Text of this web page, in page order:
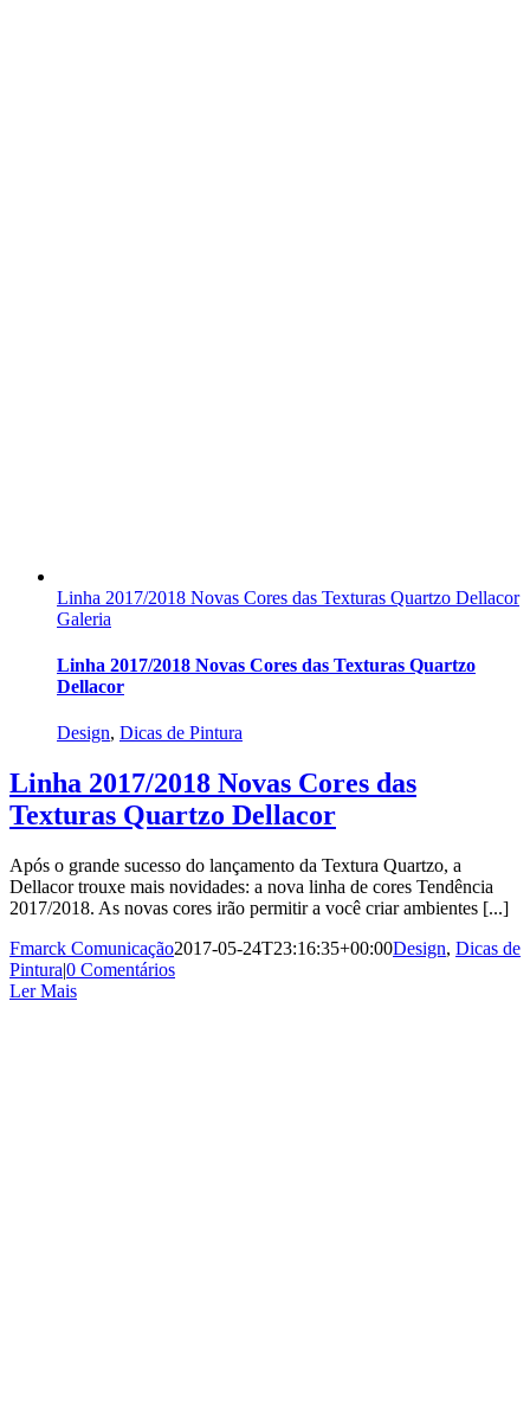
Linha 2017/2018 Novas Cores das Texturas Quartzo Dellacor
Galeria
Linha 2017/2018 Novas Cores das Texturas Quartzo
Dellacor
Design, Dicas de Pintura
Linha 2017/2018 Novas Cores das
Texturas Quartzo Dellacor
Após o grande sucesso do lançamento da Textura Quartzo, a
Dellacor trouxe mais novidades: a nova linha de cores Tendência
2017/2018. As novas cores irão permitir a você criar ambientes [...]
Fmarck Comunicação2017-05-24T23:16:35+00:00Design, Dicas de
Pintura|0 Comentários
Ler Mais